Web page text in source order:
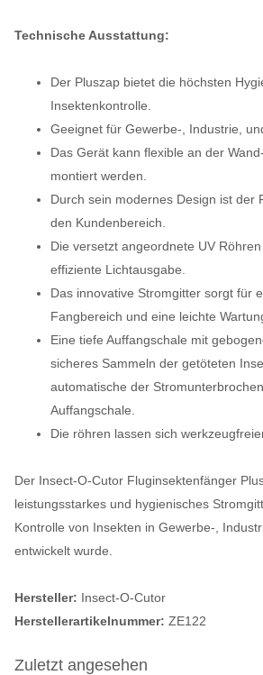
Technische Ausstattung:
Der Pluszap bietet die höchsten
Insektenkontrolle.
Geeignet für Gewerbe-, Industrie,
Das Gerät kann flexible an der
montiert werden.
Durch sein modernes Design ist der
den Kundenbereich.
Die versetzt angeordnete UV
effiziente Lichtausgabe.
Das innovative Stromgitter sorgt für
Fangbereich und eine leichte
Eine tiefe Auffangschale mit
sicheres Sammeln der getöteten
automatische der
Auffangschale.
Die röhren lassen sich
Der Insect-O-Cutor Fluginsektenfänger
leistungsstarkes und hygienisches
Kontrolle von Insekten in Gewerbe-,
entwickelt wurde.
Hersteller: Insect-O-Cutor
Herstellerartikelnummer: ZE122
Zuletzt angesehen